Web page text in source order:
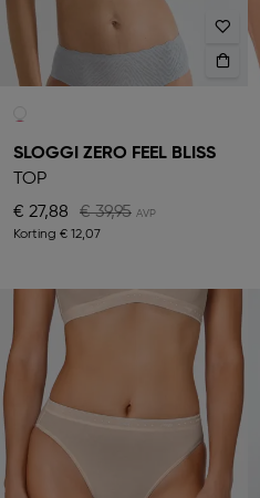
SLOGGI ZERO FEEL BLISS
TOP
€ 27,88
€ 39,95
Korting € 12,07